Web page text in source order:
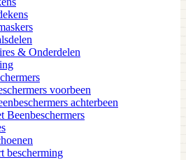
& Onderdelen
voorbeen
achterbeen
Beenbeschermers
bescherming